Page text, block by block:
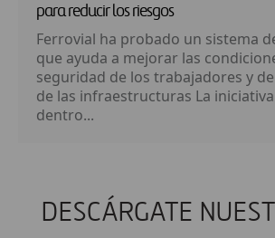
para reducir los riesgos
Ferrovial ha probado un sistema
que ayuda a mejorar las
seguridad de los trabajadores y
de las infraestructuras La
dentro...
DESCÁRGATE